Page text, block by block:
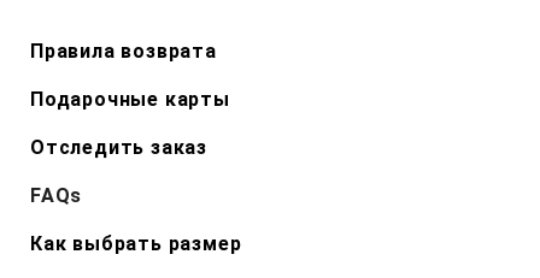
Правила возврата
Подарочные карты
Отследить заказ
FAQs
Как выбрать размер